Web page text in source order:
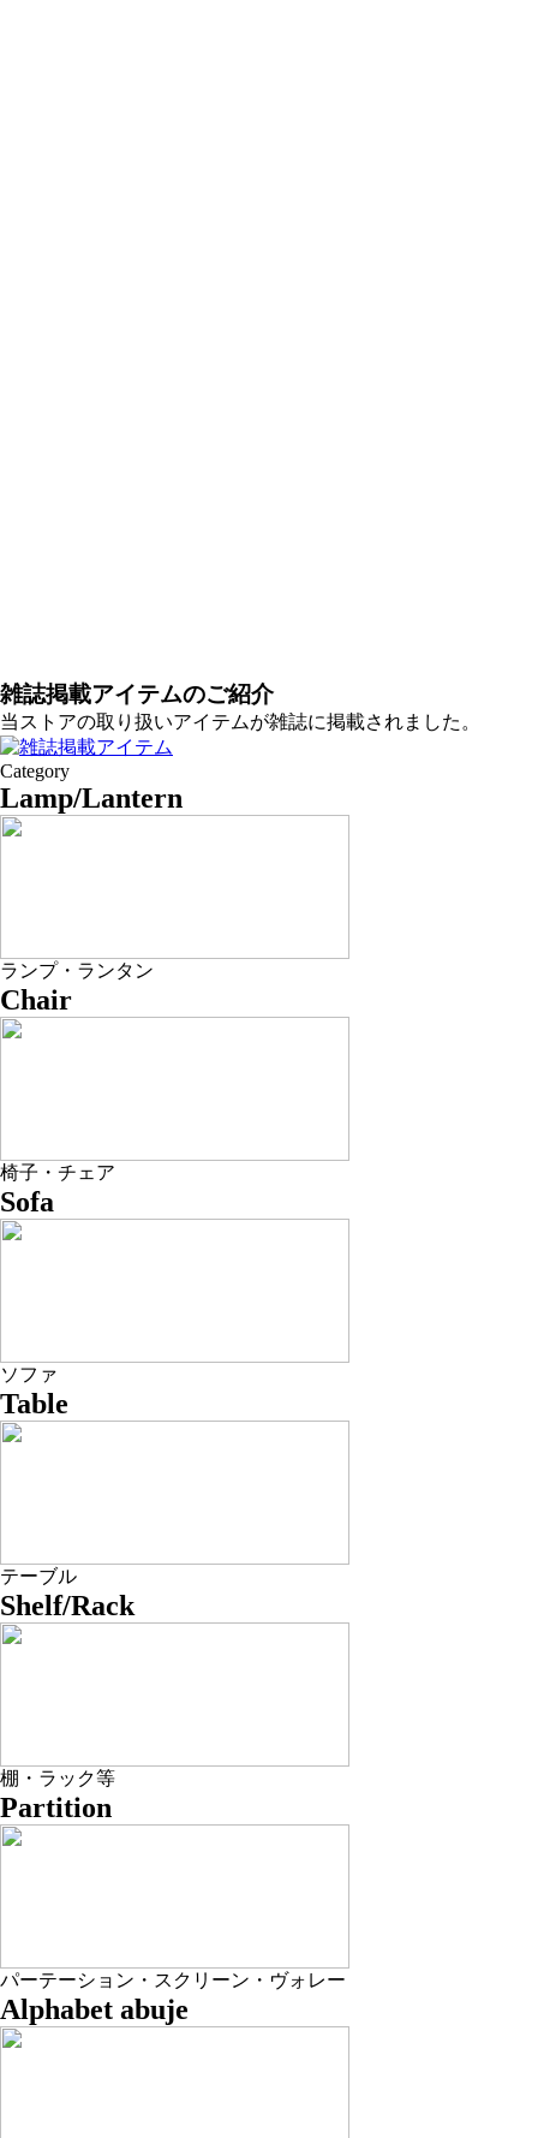
雑誌掲載アイテムのご紹介
当ストアの取り扱いアイテムが雑誌に掲載されました。
Category
Lamp/Lantern
ランプ・ランタン
Chair
椅子・チェア
Sofa
ソファ
Table
テーブル
Shelf/Rack
棚・ラック等
Partition
パーテーション・スクリーン・ヴォレー
Alphabet abuje